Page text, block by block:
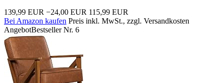
139,99 EUR −24,00 EUR 115,99 EUR
Bei Amazon kaufen Preis inkl. MwSt., zzgl. Versandkosten
AngebotBestseller Nr. 6